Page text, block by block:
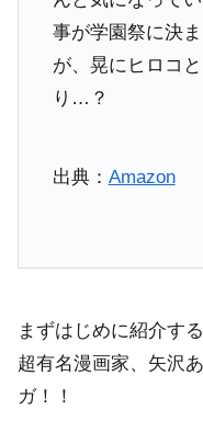
事が学園祭に決
が、晃にヒロコ
り…？
出典： Amazon
まずはじめに紹介す
超有名漫画家、矢沢
ガ！！